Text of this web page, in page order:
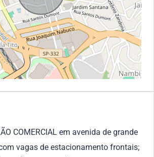
COMERCIAL em avenida de grande
vagas de estacionamento frontais;